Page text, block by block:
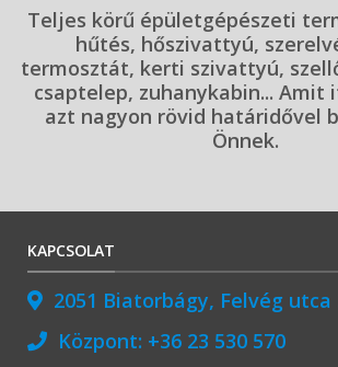
Teljes körű épületgépészeti
hűtés, hőszivattyú,
termosztát, kerti szivattyú,
csaptelep, zuhanykabin...
azt nagyon rövid határidővel
Önnek.
KAPCSOLAT
2051 Biatorbágy, Felvég utca
Központ: +36 23 530 570